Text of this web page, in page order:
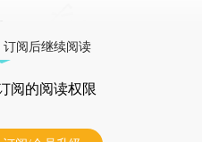
订阅后继续阅读
阅的阅读权限